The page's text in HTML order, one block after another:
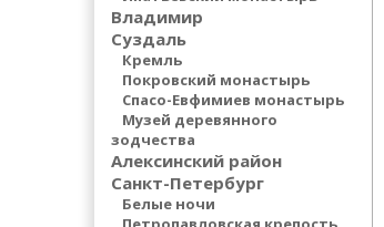
Владимир
Суздаль
Кремль
Покровский монастырь
Спасо-Евфимиев монастырь
Музей деревянного
зодчества
Алексинский район
Санкт-Петербург
Белые ночи